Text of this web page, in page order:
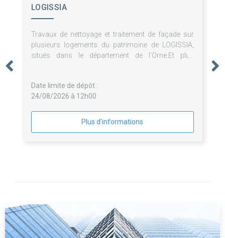
LOGISSIA
Travaux de nettoyage et traitement de façade sur
plusieurs logements du patrimoine de LOGISSIA,
situés dans le département de l'Orne.Et plus
enduits ;- traitement conservateur des façades.
Date limite de dépôt :
24/08/2026 à 12h00
Plus d'informations